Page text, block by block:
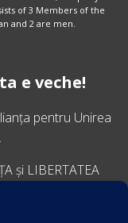
of 3 Members of the
and 2 are men.
e veche!
pentru Unirea
și LIBERTATEA